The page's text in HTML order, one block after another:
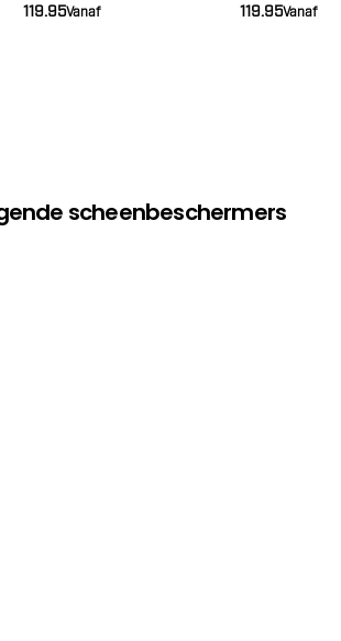
Vanaf
119.95 Vanaf
119.95
scheenbeschermers